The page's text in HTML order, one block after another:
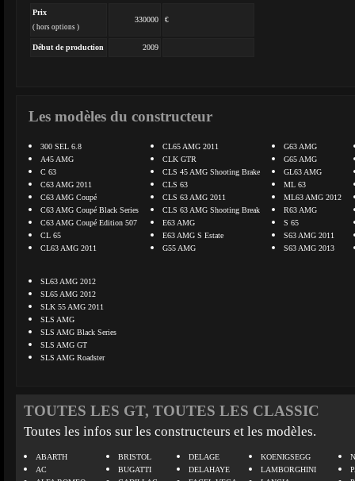
Prix
( hors options )
330000 €
Début de production 2009
Les modèles du constructeur
300 SEL 6.8
A45 AMG
C 63
C63 AMG 2011
C63 AMG Coupé
C63 AMG Coupé Black Series
C63 AMG Coupé Edition 507
CL 65
CL63 AMG 2011
CL65 AMG 2011
CLK GTR
CLS 45 AMG Shooting Brake
CLS 63
CLS 63 AMG 2011
CLS 63 AMG Shooting Break
E63 AMG
E63 AMG S Estate
G55 AMG
G63 AMG
G65 AMG
GL63 AMG
ML 63
ML63 AMG 2012
R63 AMG
S 65
S63 AMG 2011
S63 AMG 2013
SL63 AMG 2012
SL65 AMG 2012
SLK 55 AMG 2011
SLS AMG
SLS AMG Black Series
SLS AMG GT
SLS AMG Roadster
TOUTES LES GT, TOUTES LES CLASSIC
Toutes les infos sur les constructeurs et les modèles.
ABARTH
AC
BRISTOL
BUGATTI
DELAGE
DELAHAYE
KOENIGSEGG
LAMBORGHINI